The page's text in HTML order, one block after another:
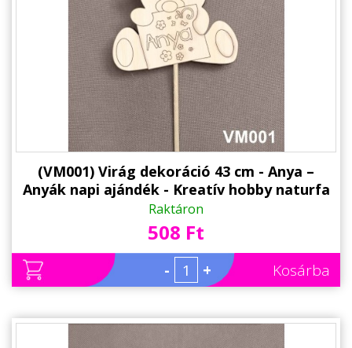
(VM001) Virág dekoráció 43 cm - Anya –
Anyák napi ajándék - Kreatív hobby naturfa
– Ajándék Anyáknak
Raktáron
508 Ft
- + Kosárba